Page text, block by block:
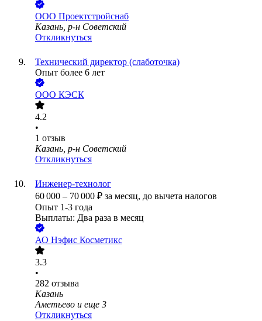
ООО Проектстройснаб
Казань, р-н Советский
Откликнуться
Технический директор (слаботочка)
Опыт более 6 лет
ООО КЭСК
4.2
•
1 отзыв
Казань, р-н Советский
Откликнуться
Инженер-технолог
60 000 – 70 000 ₽ за месяц, до вычета налогов
Опыт 1-3 года
Выплаты: Два раза в месяц
АО Нэфис Косметикс
3.3
•
282 отзыва
Казань
Аметьево и еще 3
Откликнуться